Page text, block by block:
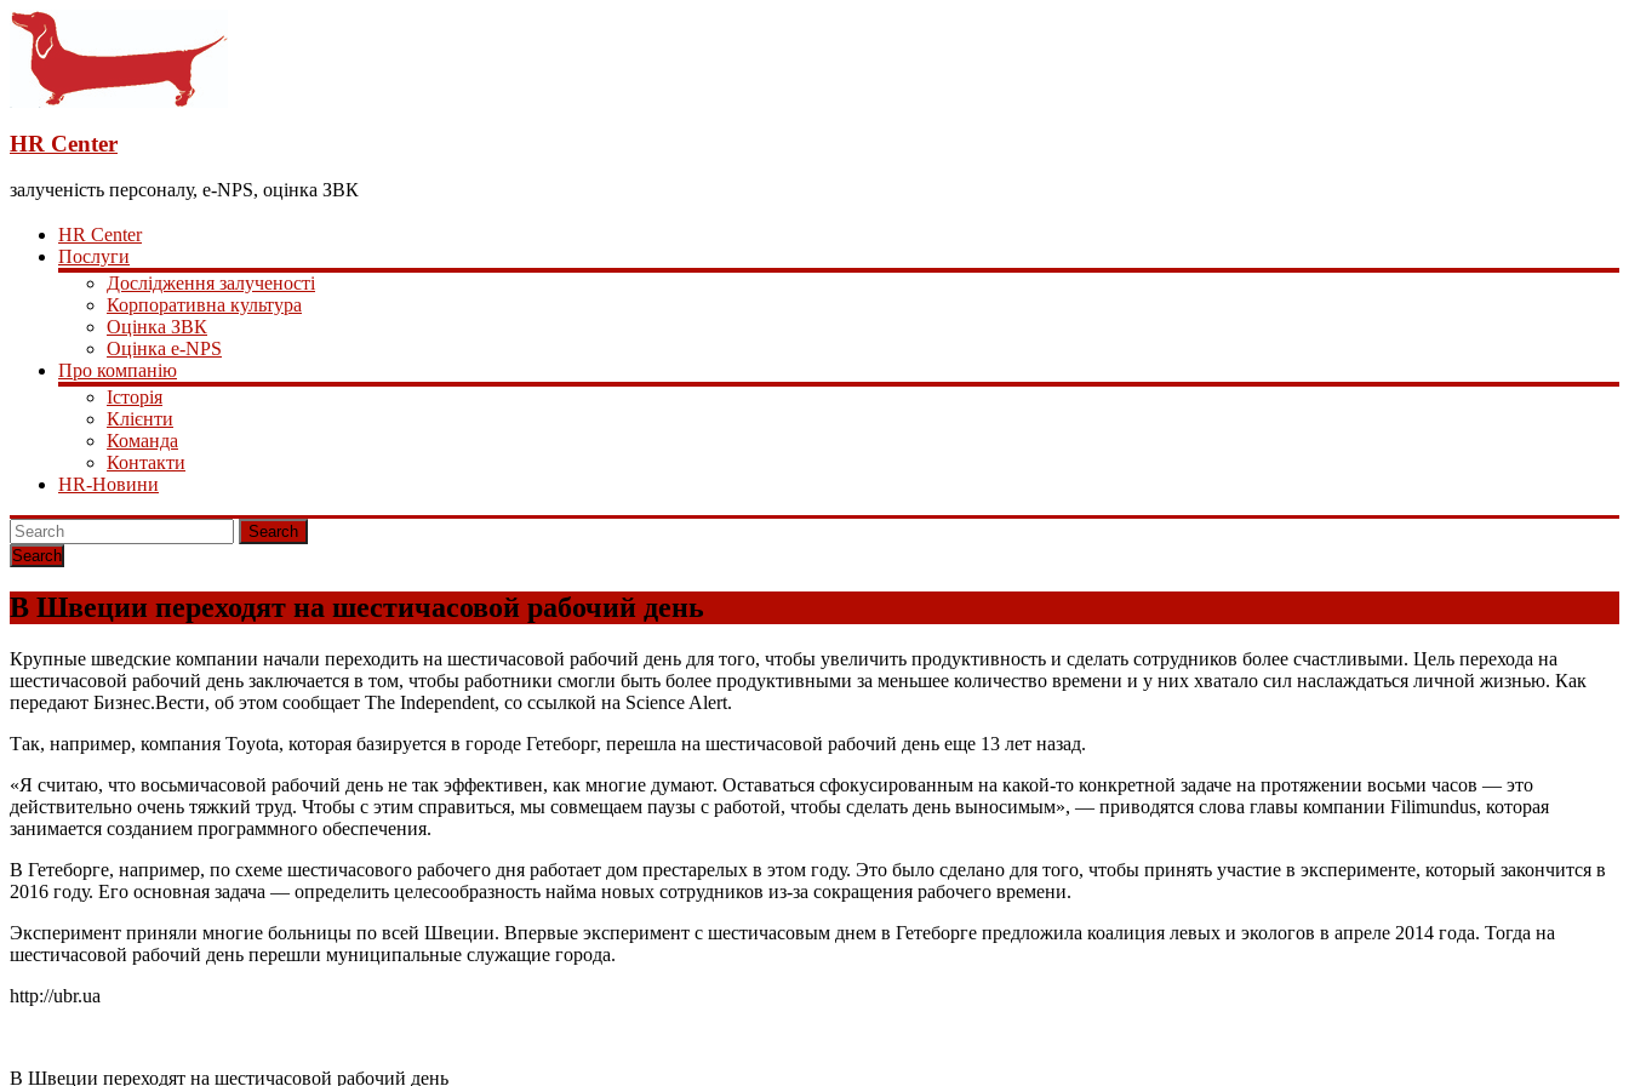
HR Center
залученість персоналу, e-NPS, оцінка ЗВК
HR Center
Послуги
Дослідження залученості
Корпоративна культура
Оцінка ЗВК
Оцінка e-NPS
Про компанію
Історія
Клієнти
Команда
Контакти
HR-Новини
Search
В Швеции переходят на шестичасовой рабочий день
Крупные шведские компании начали переходить на шестичасовой рабочий день для того, чтобы увеличить продуктивность и сделать сотрудников более счастливыми. Цель перехода на
шестичасовой рабочий день заключается в том, чтобы работники смогли быть более продуктивными за меньшее количество времени и у них хватало сил наслаждаться личной жизнью. Как
передают Бизнес.Вести, об этом сообщает The Independent, со ссылкой на Science Alert.
Так, например, компания Toyota, которая базируется в городе Гетеборг, перешла на шестичасовой рабочий день еще 13 лет назад.
«Я считаю, что восьмичасовой рабочий день не так эффективен, как многие думают. Оставаться сфокусированным на какой-то конкретной задаче на протяжении восьми часов — это
действительно очень тяжкий труд. Чтобы с этим справиться, мы совмещаем паузы с работой, чтобы сделать день выносимым», — приводятся слова главы компании Filimundus, которая
занимается созданием программного обеспечения.
В Гетеборге, например, по схеме шестичасового рабочего дня работает дом престарелых в этом году. Это было сделано для того, чтобы принять участие в эксперименте, который закончится в
2016 году. Его основная задача — определить целесообразность найма новых сотрудников из-за сокращения рабочего времени.
Эксперимент приняли многие больницы по всей Швеции. Впервые эксперимент с шестичасовым днем в Гетеборге предложила коалиция левых и экологов в апреле 2014 года. Тогда на
шестичасовой рабочий день перешли муниципальные служащие города.
http://ubr.ua
В Швеции переходят на шестичасовой рабочий день